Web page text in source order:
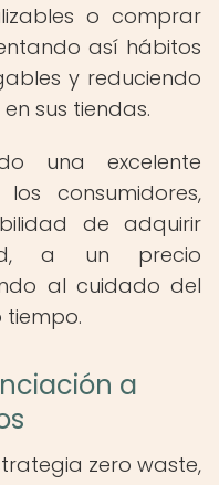
o comprar
así hábitos
y reduciendo
sus tiendas.
una excelente
consumidores,
de adquirir
a un precio
al cuidado del
tiempo.
a
zero waste,